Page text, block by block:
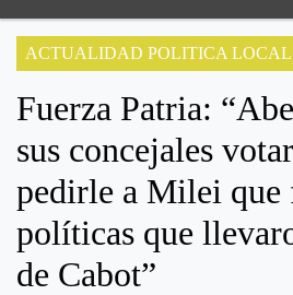
ACTUALIDAD POLITICA LOCAL
Fuerza Patria:
sus concejales
pedirle a Milei que
políticas que
de Cabot”